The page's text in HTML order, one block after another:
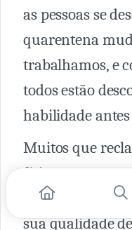
as pessoas se
quarentena
trabalhamos, e
todos estão
habilidade
Muitos que
físicos em casa,
YouTube
sua qualidade